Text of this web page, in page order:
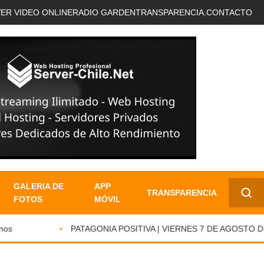
VIDEO ONLINERADIO GARDENTRANSPARENCIA. CONTACTO
GALERIA DE
FOTOS
APP
MÓVIL
TRANSPARENCIA
✕
PATAGONIA POSITIVA | VIERNES 7 DE AGOSTO DE